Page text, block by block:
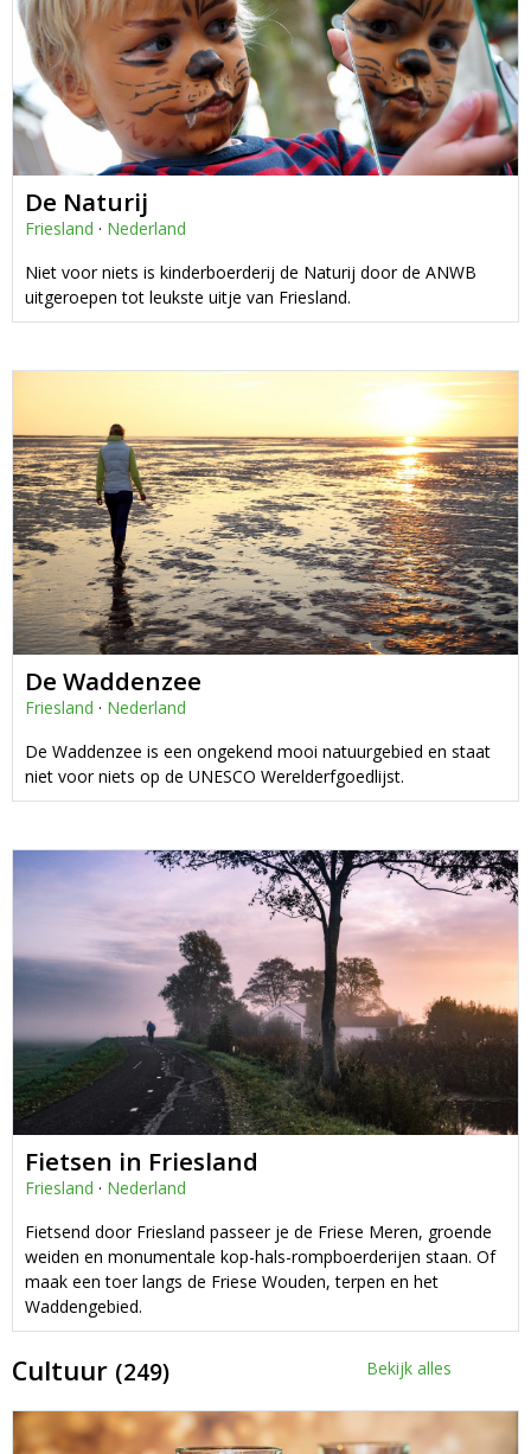
De Naturij
Friesland · Nederland
Niet voor niets is kinderboerderij de Naturij door de ANWB
uitgeroepen tot leukste uitje van Friesland.
De Waddenzee
Friesland · Nederland
De Waddenzee is een ongekend mooi natuurgebied en staat
niet voor niets op de UNESCO Werelderfgoedlijst.
Fietsen in Friesland
Friesland · Nederland
Fietsend door Friesland passeer je de Friese Meren, groende
weiden en monumentale kop-hals-rompboerderijen staan. Of
maak een toer langs de Friese Wouden, terpen en het
Waddengebied.
Cultuur (249) Bekijk alles